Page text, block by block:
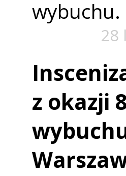
wybuchu.
28
z okazji